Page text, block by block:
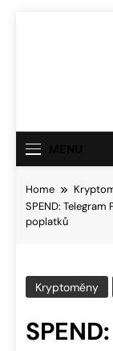
Home
SPEND:
poplatků
Kryptoměny